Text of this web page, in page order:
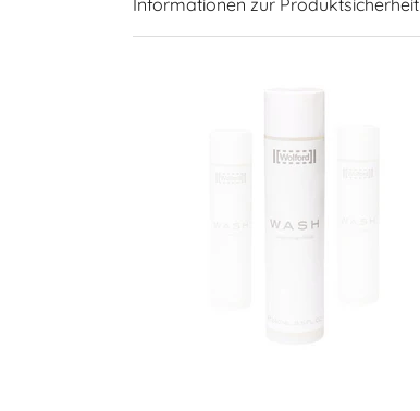
Informationen zur Produktsicherheit